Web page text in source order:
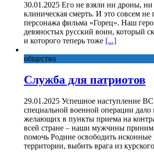
30.01.2025 Его не взяли ни дроны,
клиническая смерть. И это совсем не
персонажа фильма «Горец». Наш
девяностых русский воин, который
и которого теперь тоже [...]
общество
Служба для патриотов
29.01.2025 Успешное наступление
специальной военной операции
желающих в пункты приема на
всей стране – наши мужчины
помочь Родине освободить исконные
территории, выбить врага из курского